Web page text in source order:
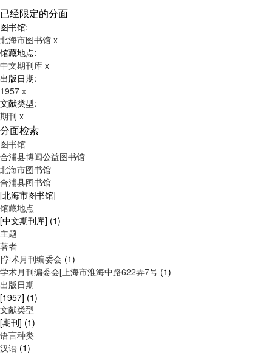
已经限定的分面
图书馆:
北海市图书馆 x
馆藏地点:
中文期刊库 x
出版日期:
1957 x
文献类型:
期刊 x
分面检索
图书馆
合浦县博闻公益图书馆
北海市图书馆
合浦县图书馆
[北海市图书馆]
馆藏地点
[中文期刊库] (1)
主题
著者
]学术月刊编委会 (1)
学术月刊编委会[上海市淮海中路622弄7号 (1)
出版日期
[1957] (1)
文献类型
[期刊] (1)
语言种类
汉语 (1)